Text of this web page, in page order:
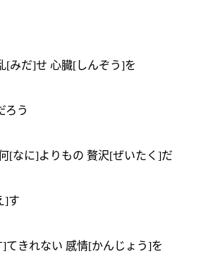
[みだ]せ 心臓[しんぞう]を
ろう
[なに]よりもの 贅沢[ぜいたく]だ
]す
きれない 感情[かんじょう]を